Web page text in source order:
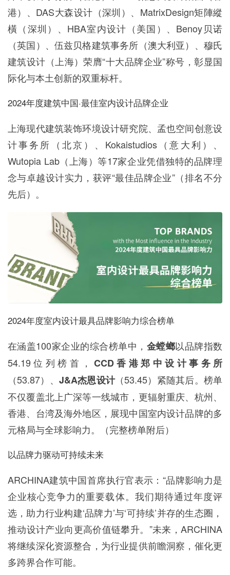
港）、DAS大森设计（深圳）、MatrixDesign矩陣縱
橫（深圳）、HBA室内设计（美国）、Benoy贝诺
（英国）、伍兹贝格建筑事务所（澳大利亚）、穆氏
建筑设计（上海）荣膺“十大品牌企业”称号，彰显国
际化与本土创新的双重标杆。
2024年度建筑中国·最佳室内设计品牌企业
上海现代建筑装饰环境设计研究院、孟也空间创意设
计事务所（北京）、Kokaistudios（意大利）、
Wutopia Lab（上海）等17家企业凭借独特的品牌理
念与卓越设计实力，获评“最佳品牌企业”（排名不分
先后）。
2024年度室内设计最具品牌影响力综合榜单
在涵盖100家企业的综合榜单中， 金螳螂以品牌指数
54.19位列榜首， CCD香港郑中设计事务所
（53.87）、 J&A杰恩设计（53.45）紧随其后。榜单
不仅覆盖北上广深等一线城市，更辐射重庆、杭州、
香港、台湾及海外地区，展现中国室内设计品牌的多
元格局与全球影响力。（完整榜单附后）
以品牌力驱动可持续未来
ARCHINA建筑中国首席执行官表示：“品牌影响力是
企业核心竞争力的重要载体。我们期待通过年度评
选，助力行业构建‘品牌力’与‘可持续’并存的生态圈，
推动设计产业向更高价值链攀升。”未来，ARCHINA
将继续深化资源整合，为行业提供前瞻洞察，催化更
多跨界合作可能。